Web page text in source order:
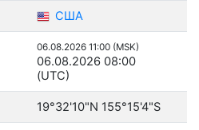
США
06.08.2026 11:00 (MSK)
06.08.2026 08:00
(UTC)
19°32'10"N 155°15'4"S